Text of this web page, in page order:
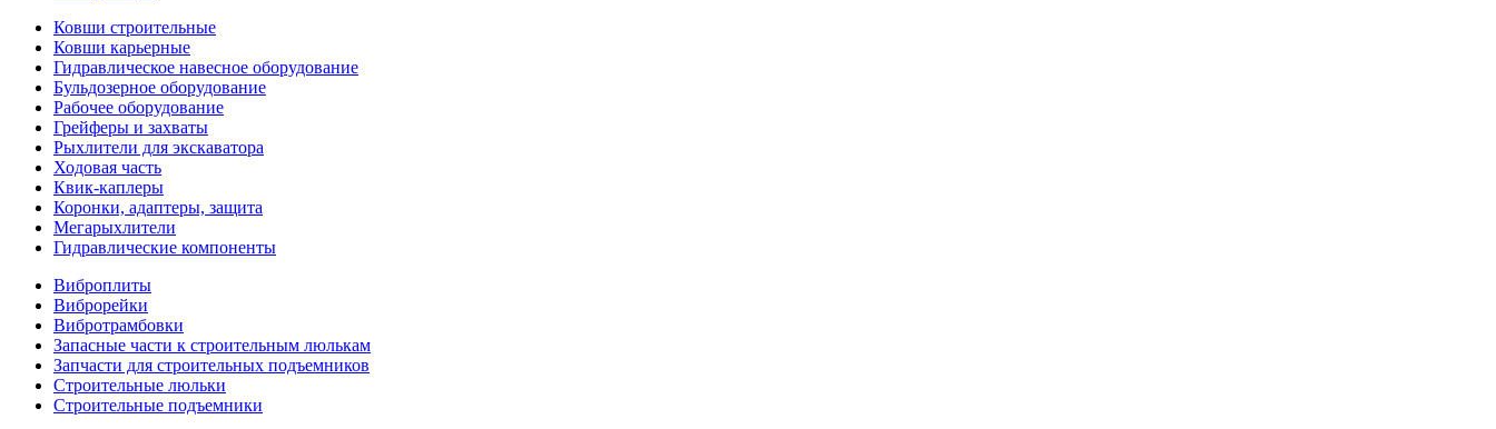
Ковши строительные
Ковши карьерные
Гидравлическое навесное оборудование
Бульдозерное оборудование
Рабочее оборудование
Грейферы и захваты
Рыхлители для экскаватора
Ходовая часть
Квик-каплеры
Коронки, адаптеры, защита
Мегарыхлители
Гидравлические компоненты
Виброплиты
Виброрейки
Вибротрамбовки
Запасные части к строительным люлькам
Запчасти для строительных подъемников
Строительные люльки
Строительные подъемники